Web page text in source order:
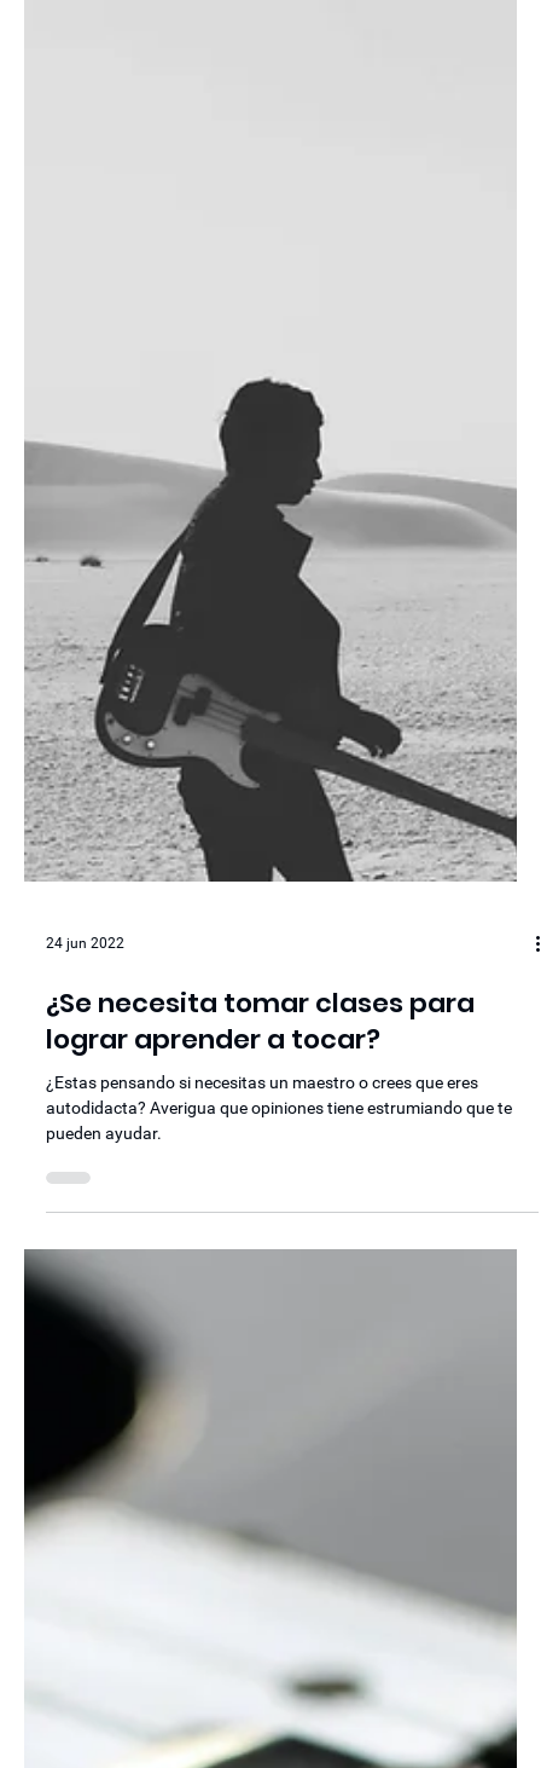
24 jun 2022
¿Se necesita tomar clases para
lograr aprender a tocar?
¿Estas pensando si necesitas un maestro o crees que eres
pueden ayudar.